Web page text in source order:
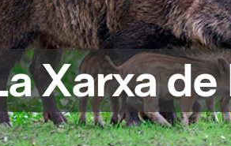
Xarxa